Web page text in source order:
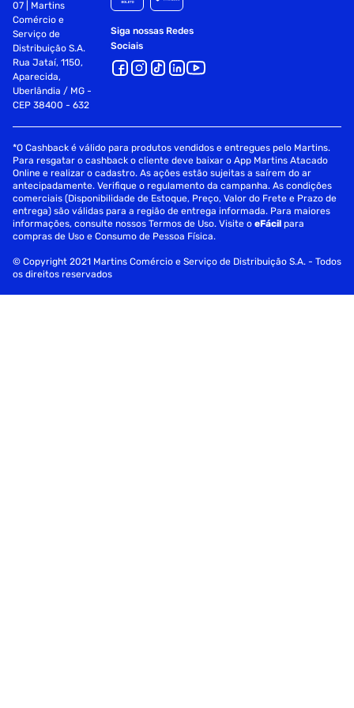
07 | Martins
Comércio e
Serviço de
Distribuição S.A.
Rua Jataí, 1150,
Aparecida,
Uberlândia / MG -
CEP 38400 - 632
Siga nossas Redes
Sociais
*O Cashback é válido para produtos vendidos e entregues pelo Martins.
Para resgatar o cashback o cliente deve baixar o App Martins Atacado
Online e realizar o cadastro. As ações estão sujeitas a saírem do ar
antecipadamente. Verifique o regulamento da campanha. As condições
comerciais (Disponibilidade de Estoque, Preço, Valor do Frete e Prazo de
entrega) são válidas para a região de entrega informada. Para maiores
informações, consulte nossos Termos de Uso. Visite oeFácil para
compras de Uso e Consumo de Pessoa Física.
© Copyright 2021 Martins Comércio e Serviço de Distribuição S.A. - Todos
os direitos reservados